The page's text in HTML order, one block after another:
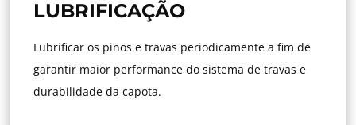
LUBRIFICAÇÃO
Lubrificar os pinos e travas periodicamente a fim de
garantir maior performance do sistema de travas e
durabilidade da capota.